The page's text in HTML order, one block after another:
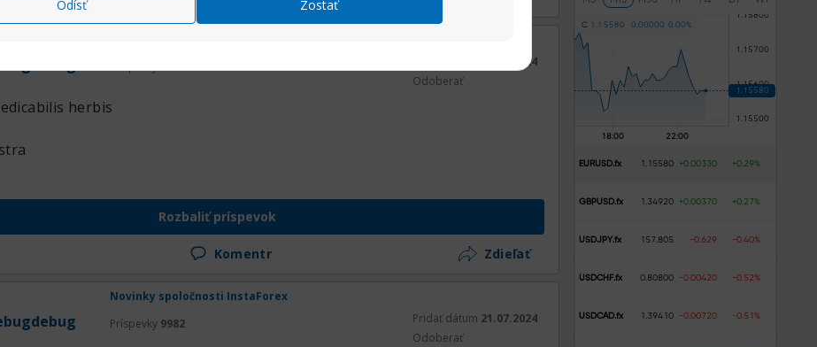
Odísť
Zostať
Príspevky9982
21.07.2024
Odoberať
herbis
Rozbaliť príspevok
Komentr Zdieľať
Novinky spoločnosti InstaForex
Príspevky 9982 Pridať dátum 21.07.2024
Odoberať
C 1 .1 5 580 0 .00000 0 .00 %
EURUSD.fx 1.15580 +0.00330 +0.29%
GBPUSD.fx 1.34920 +0.00370 +0.27%
USDJPY.fx 157.805 -0.629 -0.40%
USDCHF.fx 0.80800 -0.00420 -0.52%
USDCAD.fx 1.39410 -0.00720 -0.51%